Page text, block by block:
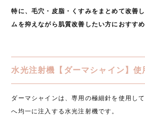
特に、毛穴・皮脂・くすみをまとめて改善
ムを抑えながら肌質改善したい方におすすめ
水光注射機【ダーマシャイン】使
ダーマシャインは、専用の極細針を使用し
へ均一に注入する水光注射機です。